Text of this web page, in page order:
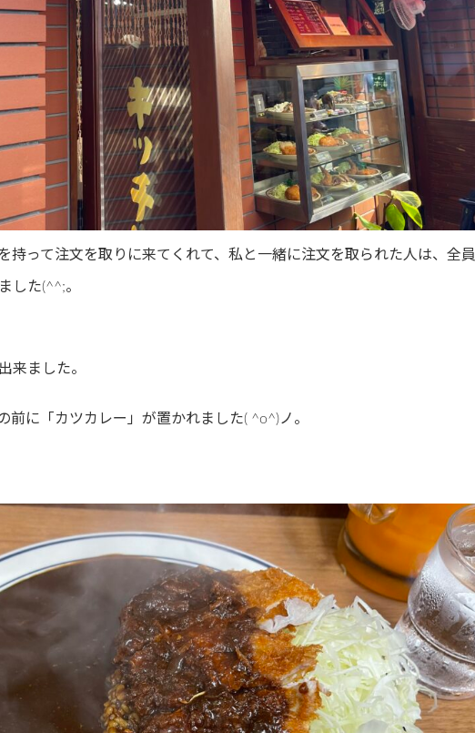
持って注文を取りに来てくれて、私と一緒に注文を取られた人は、全員
した(^^;。
来ました。
前に「カツカレー」が置かれました( ^o^)ノ。